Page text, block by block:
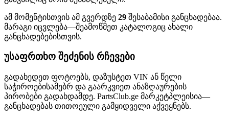
ამ მომენტისთვის ამ გვერდზე 29 შესაბამისი განცხადებაა.
მარაგი იცვლება—შეამოწმეთ კატალოგიც ახალი
განცხადებებისთვის.
უსაფრთხო შეძენის რჩევები
გადახედეთ ფოტოებს, დაზუსტეთ VIN ან წელი
საჭიროებისამებრ და გაარკვიეთ ანაზღაურების
პირობები გადახდამდე. PartsClub.ge მარკეტპლეისია—
განცხადებას თითოეული გამყიდველი აქვეყნებს.